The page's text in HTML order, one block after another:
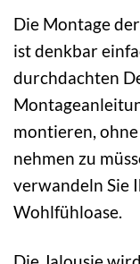
Die Montage
ist denkbar
durchdachten
montieren,
nehmen zu
verwandeln Sie
Wohlfühloase.